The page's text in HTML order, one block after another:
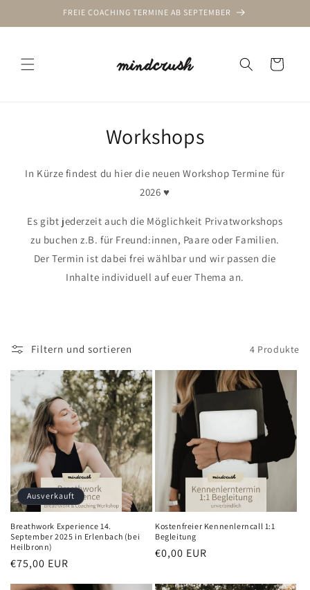
Inhalt
FREIE COACHING TERMINE AB SEPTEMBER
Warenkorb
Workshops
In Kürze findest du hier die neuen Workshop Termine für
2026 ♥️
Es gibt jederzeit auch die Möglichkeit Privatworkshops
zu buchen z.B. für Freund:innen, Paare oder Familien.
Der Termin ist dabei frei wählbar und wir passen die
Inhalte individuell auf euer Thema an.
Filtern und sortieren 4 Produkte
Ausverkauft
Breathwork Experience 14.
September 2025 in Erlenbach (bei
Heilbronn)
Normaler
€75,00 EUR
Kostenfreier Kennenlerncall 1:1
Begleitung
Normaler
€0,00 EUR